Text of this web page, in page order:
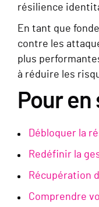
résilience
En tant que
contre les
plus
à réduire les
Pour
Débloquer la
Redéfinir la
Récupération
Comprendre